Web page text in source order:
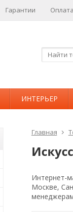
Гарантии Оплата
ИНТЕРЬЕР
Главная
Интернет-
Москве,